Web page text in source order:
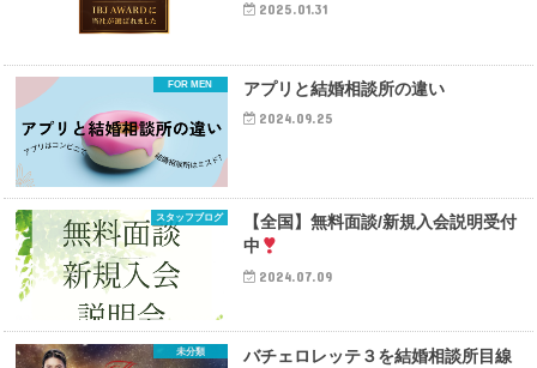
2025.01.31
FOR MEN アプリと結婚相談所の違い
2024.09.25
スタッフブログ
【全国】無料面談/新規入会説明受付
中
2024.07.09
未分類
バチェロレッテ３を結婚相談所目線